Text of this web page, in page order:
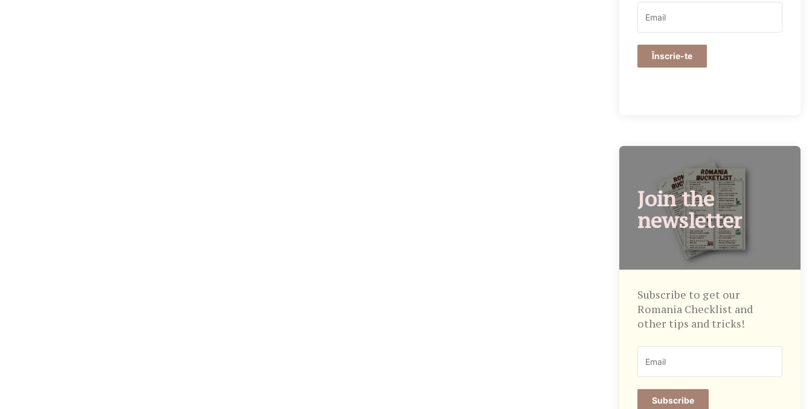
Înscrie-te
Join the
newsletter
Subscribe to get our
Romania Checklist and
other tips and tricks!
Subscribe